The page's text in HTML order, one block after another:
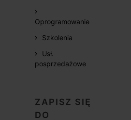
Oprogramowanie
Szkolenia
Usł.
posprzedażowe
ZAPISZ SIĘ
DO